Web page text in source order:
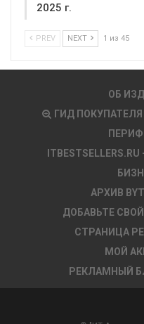
2025 г.
PREV NEXT 1 из 45
ОБ
ГИД
АРХИВ
ДОБАВЬТЕ
СТРАНИЦА
МОЙ
РЕКЛАМНЫЙ